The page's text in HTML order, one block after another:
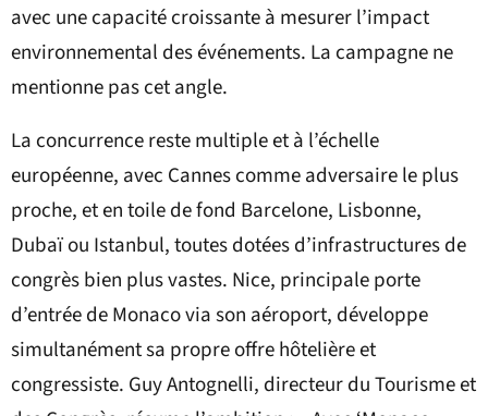
avec une capacité croissante à mesurer l’impact
environnemental des événements. La campagne ne
mentionne pas cet angle.
La concurrence reste multiple et à l’échelle
européenne, avec Cannes comme adversaire le plus
proche, et en toile de fond Barcelone, Lisbonne,
Dubaï ou Istanbul, toutes dotées d’infrastructures de
congrès bien plus vastes. Nice, principale porte
d’entrée de Monaco via son aéroport, développe
simultanément sa propre offre hôtelière et
congressiste. Guy Antognelli, directeur du Tourisme et